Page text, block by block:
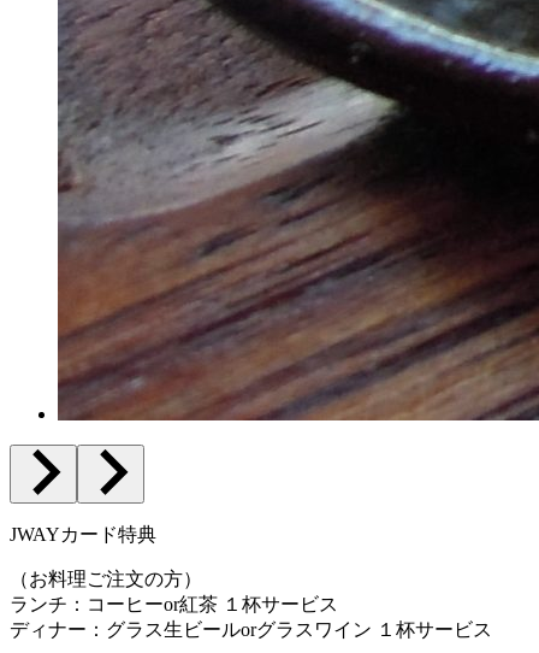
JWAYカード特典
（お料理ご注文の方）
ランチ：コーヒーor紅茶 １杯サービス
ディナー：グラス生ビールorグラスワイン １杯サービス